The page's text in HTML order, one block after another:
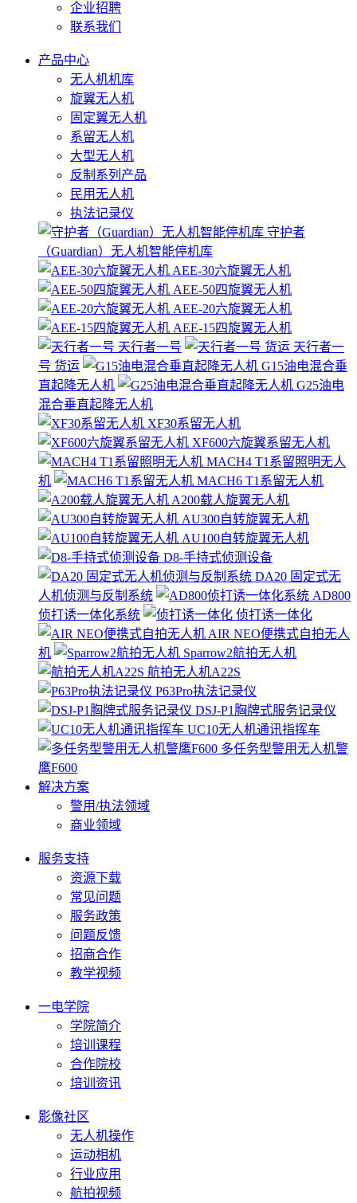
企业招聘
联系我们
产品中心
无人机机库
旋翼无人机
固定翼无人机
系留无人机
大型无人机
反制系列产品
民用无人机
执法记录仪
守护者
（Guardian）无人机智能停机库
AEE-30六旋翼无人机
AEE-50四旋翼无人机
AEE-20六旋翼无人机
AEE-15四旋翼无人机
天行者一号
天行者一
号 货运
G15油电混合垂
直起降无人机
G25油电
混合垂直起降无人机
XF30系留无人机
XF600六旋翼系留无人机
MACH4 T1系留照明无人
机
MACH6 T1系留无人机
A200载人旋翼无人机
AU300自转旋翼无人机
AU100自转旋翼无人机
D8-手持式侦测设备
DA20 固定式无
人机侦测与反制系统
AD800
侦打诱一体化系统
侦打诱一体化
AIR NEO便携式自拍无人
机
Sparrow2航拍无人机
航拍无人机A22S
P63Pro执法记录仪
DSJ-P1胸牌式服务记录仪
UC10无人机通讯指挥车
多任务型警用无人机警
鹰F600
解决方案
警用/执法领域
商业领域
服务支持
资源下载
常见问题
服务政策
问题反馈
招商合作
教学视频
一电学院
学院简介
培训课程
合作院校
培训资讯
影像社区
无人机操作
运动相机
行业应用
航拍视频